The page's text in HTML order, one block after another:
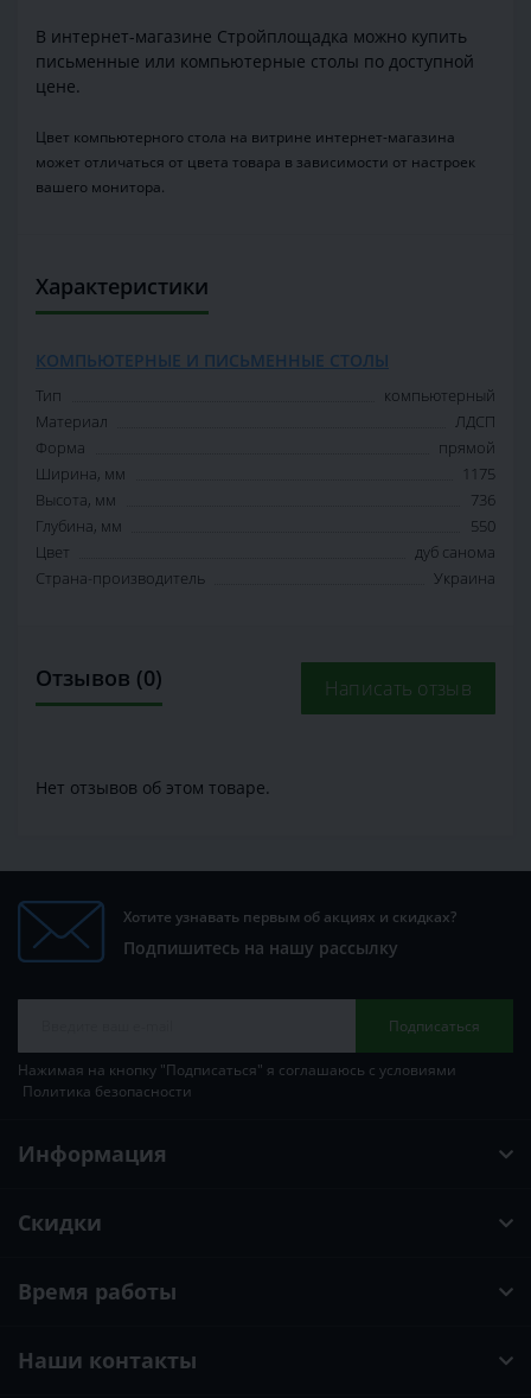
В интернет-магазине Стройплощадка можно купить
письменные или компьютерные столы по доступной
цене.
Цвет компьютерного стола на витрине интернет-магазина
может отличаться от цвета товара в зависимости от настроек
вашего монитора.
Характеристики
КОМПЬЮТЕРНЫЕ И ПИСЬМЕННЫЕ СТОЛЫ
Тип
компьютерный
Материал
ЛДСП
Форма
прямой
Ширина, мм
1175
Высота, мм
736
Глубина, мм
550
Цвет
дуб санома
Страна-производитель
Украина
Отзывов (0) Написать отзыв
Нет отзывов об этом товаре.
Хотите узнавать первым об акциях и скидках?
Подпишитесь на нашу рассылку
Подписаться
Нажимая на кнопку "Подписаться" я соглашаюсь с условиями
Политика безопасности
Информация
Скидки
Время работы
Наши контакты